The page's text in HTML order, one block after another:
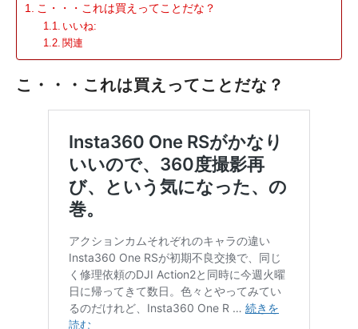
こ・・・これは買えってことだな？
いいね:
関連
こ・・・これは買えってことだな？